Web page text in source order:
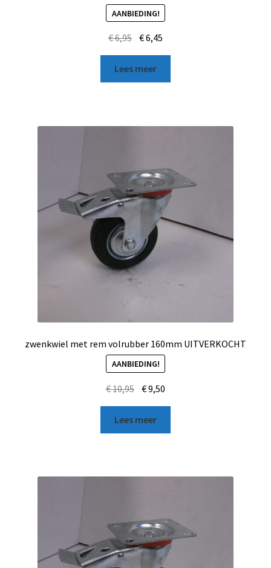
AANBIEDING!
€6,95 €6,45
Lees meer
zwenkwiel met rem volrubber 160mm UITVERKOCHT
AANBIEDING!
€10,95 €9,50
Lees meer